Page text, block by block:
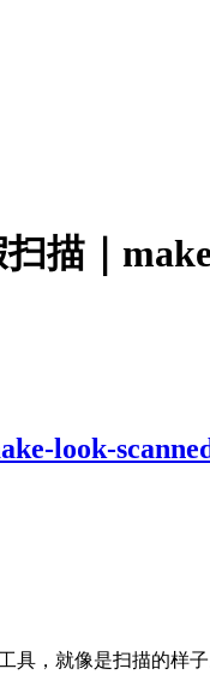
描｜
look-
具，就像是扫描的